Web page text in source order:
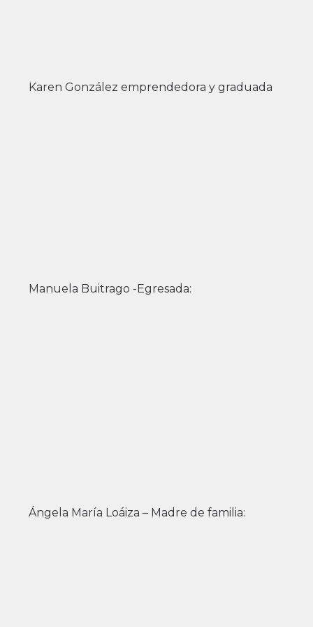
Karen González emprendedora y graduada
Manuela Buitrago -Egresada:
Ángela María Loáiza – Madre de familia: